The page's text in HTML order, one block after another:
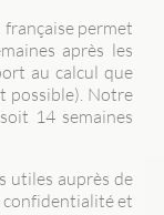
française permet
après les
au calcul que
possible). Notre
14 semaines
utiles auprès de
confidentialité et